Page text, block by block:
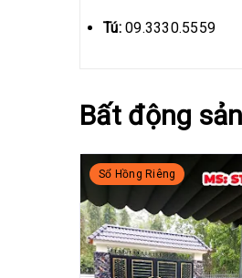
Tú:09.3330.5559
Bất động
Sổ Hồng Riêng